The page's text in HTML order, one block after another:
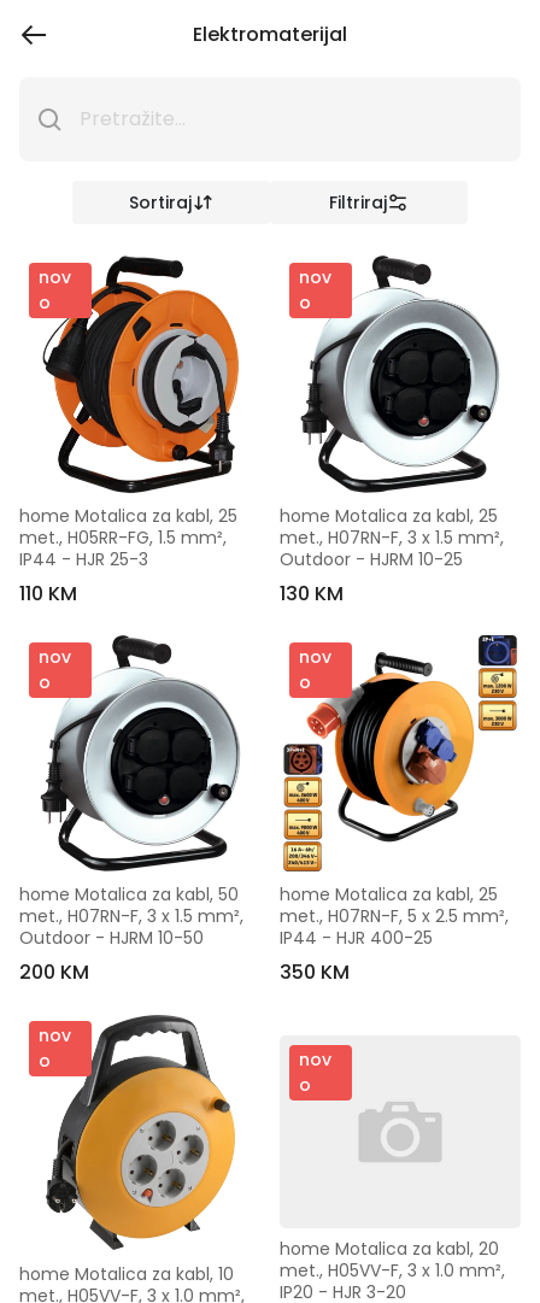
Elektromaterijal
Sortiraj Filtriraj
nov
o
home Motalica za kabl, 25
met., H05RR-FG, 1.5 mm²,
IP44 - HJR 25-3
110 KM
nov
o
home Motalica za kabl, 25
met., H07RN-F, 3 x 1.5 mm²,
Outdoor - HJRM 10-25
130 KM
nov
o
home Motalica za kabl, 50
met., H07RN-F, 3 x 1.5 mm²,
Outdoor - HJRM 10-50
200 KM
nov
o
home Motalica za kabl, 25
met., H07RN-F, 5 x 2.5 mm²,
IP44 - HJR 400-25
350 KM
nov
o
home Motalica za kabl, 10
met., H05VV-F, 3 x 1.0 mm²,
nov
o
home Motalica za kabl, 20
met., H05VV-F, 3 x 1.0 mm²,
IP20 - HJR 3-20